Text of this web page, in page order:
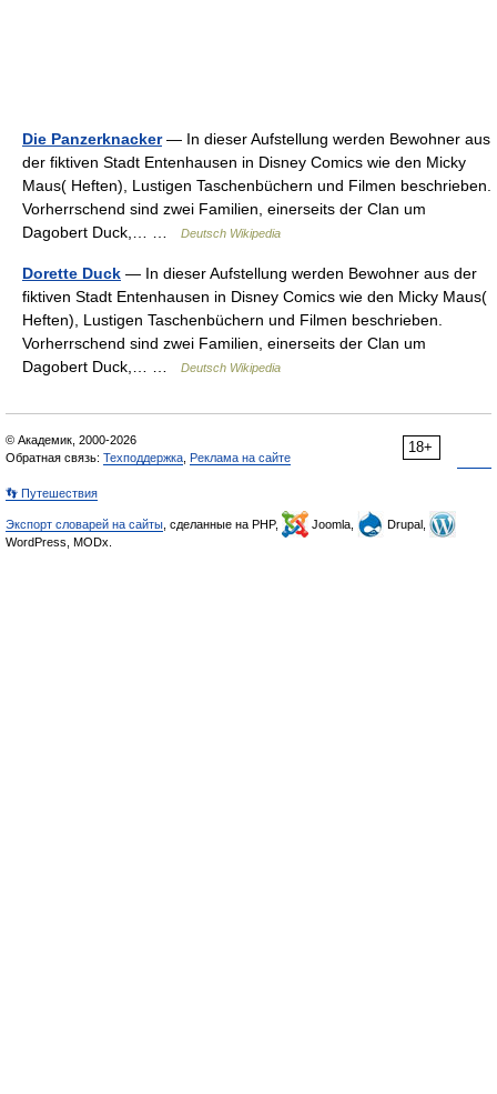
Die Panzerknacker— In dieser Aufstellung werden Bewohner aus
der fiktiven Stadt Entenhausen in Disney Comics wie den Micky
Maus( Heften), Lustigen Taschenbüchern und Filmen beschrieben.
Vorherrschend sind zwei Familien, einerseits der Clan um
Dagobert Duck,… …
Deutsch Wikipedia
Dorette Duck — In dieser Aufstellung werden Bewohner aus der
fiktiven Stadt Entenhausen in Disney Comics wie den Micky Maus(
Heften), Lustigen Taschenbüchern und Filmen beschrieben.
Vorherrschend sind zwei Familien, einerseits der Clan um
Dagobert Duck,… …
Deutsch Wikipedia
18+
© Академик, 2000-2026
Обратная связь: Техподдержка Реклама на сайте
👣 Путешествия
Экспорт словарей на сайты , сделанные на PHP, Joomla,
Drupal,
WordPress, MODx.